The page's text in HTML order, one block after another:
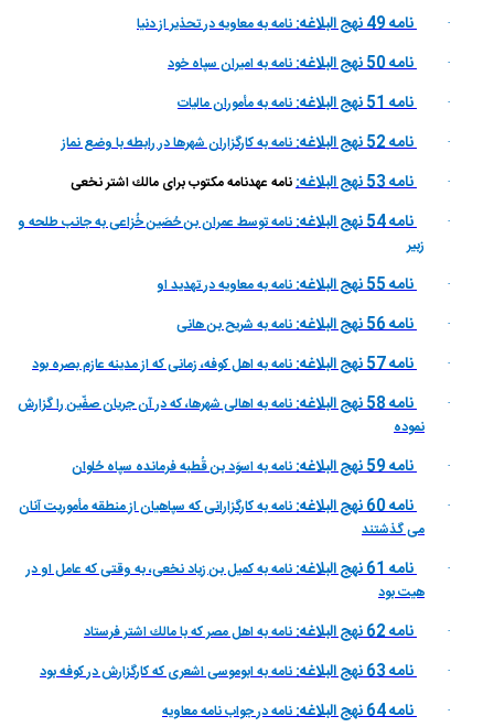
· نامه 49 نهج البلاغه: نامه به معاويه در تحذير از دنيا
· نامه 50 نهج البلاغه: نامه به اميران سپاه خود
· نامه 51 نهج البلاغه: نامه به مأموران ماليات
· نامه 52 نهج البلاغه: نامه به كارگزاران شهرها در رابطه با وضع نماز
· نامه 53 نهج البلاغه: نامه عهدنامه مكتوب براى مالك اشتر نخعى
· نامه 54 نهج البلاغه:
نامه توسط عمران بن حُصَين خُزاعى به جانب طلحه و
زبير
· نامه 55 نهج البلاغه: نامه به معاويه در تهديد او
· نامه 56 نهج البلاغه: نامه به شريح بن هانى
· نامه 57 نهج البلاغه: نامه به اهل كوفه، زمانى كه از مدينه عازم بصره بود
· نامه 58 نهج البلاغه:
نامه به اهالى شهرها، كه در آن جريان صفّين را گزارش
نموده
· نامه 59 نهج البلاغه: نامه به اسوَد بن قُطبه فرمانده سپاه حُلوان
· نامه 60 نهج البلاغه:
نامه به كارگزارانى كه سپاهيان از منطقه مأموريت آنان
مى گذشتند
· نامه 61 نهج البلاغه:
نامه به كميل بن زياد نخعى، به وقتى كه عامل او در
هيت بود
· نامه 62 نهج البلاغه: نامه به اهل مصر كه با مالك اشتر فرستاد
· نامه 63 نهج البلاغه: نامه به ابوموسى اشعرى كه كارگزارش در كوفه بود
· نامه 64 نهج البلاغه: نامه در جواب نامه معاويه